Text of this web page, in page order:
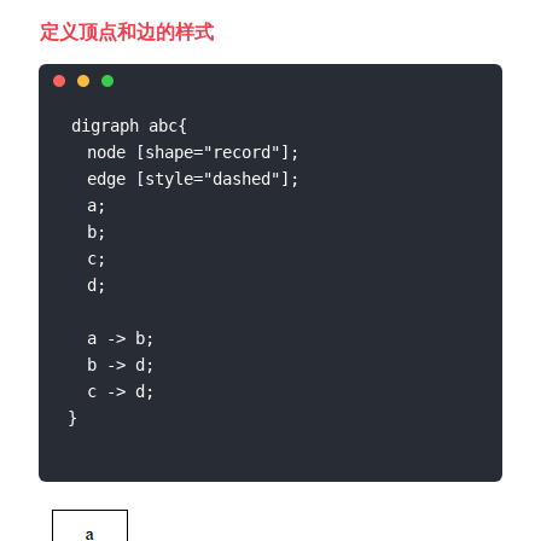
定义顶点和边的样式
digraph abc{
  node [shape="record"];
  edge [style="dashed"];
  a;
  b;
  c;
  d;
  a -> b;
  b -> d;
  c -> d;